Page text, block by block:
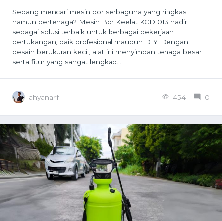
Sedang mencari mesin bor serbaguna yang ringkas
namun bertenaga? Mesin Bor Keelat KCD 013 hadir
sebagai solusi terbaik untuk berbagai pekerjaan
pertukangan, baik profesional maupun DIY. Dengan
desain berukuran kecil, alat ini menyimpan tenaga besar
serta fitur yang sangat lengkap...
ahyanarif 454 0